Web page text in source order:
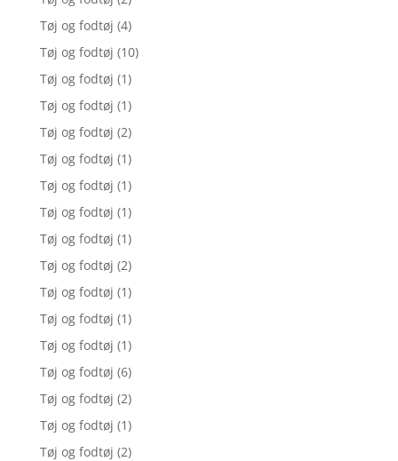
Tøj og fodtøj (4)
Tøj og fodtøj (10)
Tøj og fodtøj (1)
Tøj og fodtøj (1)
Tøj og fodtøj (2)
Tøj og fodtøj (1)
Tøj og fodtøj (1)
Tøj og fodtøj (1)
Tøj og fodtøj (1)
Tøj og fodtøj (2)
Tøj og fodtøj (1)
Tøj og fodtøj (1)
Tøj og fodtøj (1)
Tøj og fodtøj (6)
Tøj og fodtøj (2)
Tøj og fodtøj (1)
Tøj og fodtøj (2)